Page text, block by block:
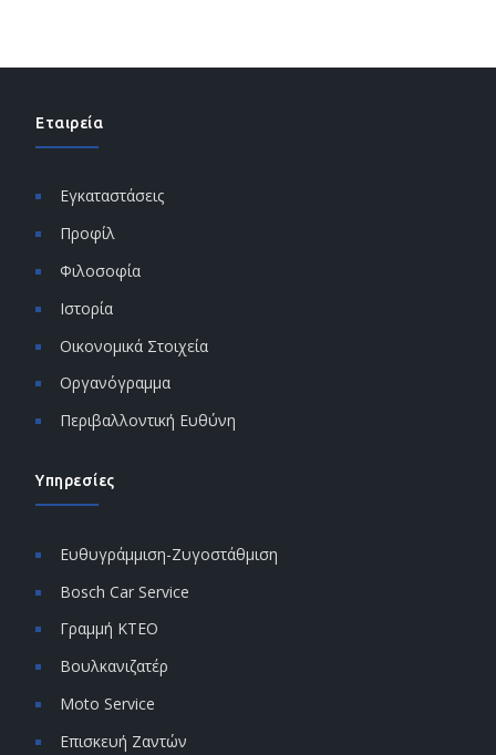
Εταιρεία
Εγκαταστάσεις
Προφίλ
Φιλοσοφία
Ιστορία
Οικονομικά Στοιχεία
Οργανόγραμμα
Περιβαλλοντική Ευθύνη
Υπηρεσίες
Ευθυγράμμιση-Ζυγοστάθμιση
Bosch Car Service
Γραμμή ΚΤΕΟ
Βουλκανιζατέρ
Moto Service
Επισκευή Ζαντών